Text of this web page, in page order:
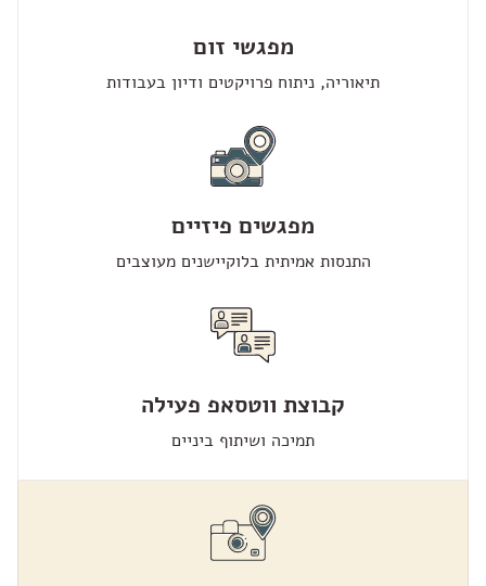
מפגשי זום
תיאוריה, ניתוח פרויקטים ודיון בעבודות
מפגשים פיזיים
התנסות אמיתית בלוקיישנים מעוצבים
קבוצת ווטסאפ פעילה
תמיכה ושיתוף ביניים